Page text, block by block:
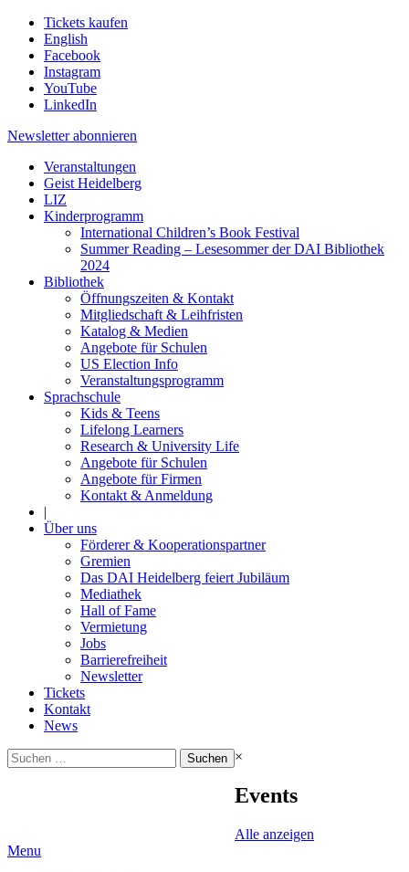
Tickets kaufen
English
Facebook
Instagram
YouTube
LinkedIn
Newsletter abonnieren
Veranstaltungen
Geist Heidelberg
LIZ
Kinderprogramm
International Children’s Book Festival
Summer Reading – Lesesommer der DAI Bibliothek
2024
Bibliothek
Öffnungszeiten & Kontakt
Mitgliedschaft & Leihfristen
Katalog & Medien
Angebote für Schulen
US Election Info
Veranstaltungsprogramm
Sprachschule
Kids & Teens
Lifelong Learners
Research & University Life
Angebote für Schulen
Angebote für Firmen
Kontakt & Anmeldung
|
Über uns
Förderer & Kooperationspartner
Gremien
Das DAI Heidelberg feiert Jubiläum
Mediathek
Hall of Fame
Vermietung
Jobs
Barrierefreiheit
Newsletter
Tickets
Kontakt
News
Suchen
nach:
×
Events
Alle anzeigen
Menu